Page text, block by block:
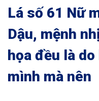
Lá số 61 Nữ
Dậu, mệnh
họa đều là
mình mà nên